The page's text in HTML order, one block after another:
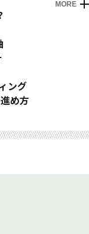
MORE
ョンの課題
違い
握できない
行動～
～
の進化
へ
きる存在が求めら
原因
ング
め方